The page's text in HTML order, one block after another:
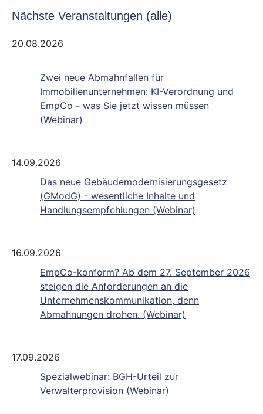
Nächste Veranstaltungen (alle)
20.08.2026
Zwei neue Abmahnfallen für
Immobilienunternehmen: KI-Verordnung und
EmpCo - was Sie jetzt wissen müssen
(Webinar)
14.09.2026
Das neue Gebäudemodernisierungsgesetz
(GModG) - wesentliche Inhalte und
Handlungsempfehlungen (Webinar)
16.09.2026
EmpCo-konform? Ab dem 27. September 2026
steigen die Anforderungen an die
Unternehmenskommunikation, denn
Abmahnungen drohen. (Webinar)
17.09.2026
Spezialwebinar: BGH-Urteil zur
Verwalterprovision (Webinar)